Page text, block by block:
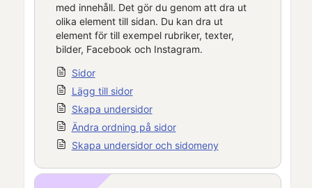
med innehåll. Det gör du genom att dra ut
olika element till sidan. Du kan dra ut
element för till exempel rubriker, texter,
bilder, Facebook och Instagram.
Sidor
Lägg till sidor
Skapa undersidor
Ändra ordning på sidor
Skapa undersidor och sidomeny